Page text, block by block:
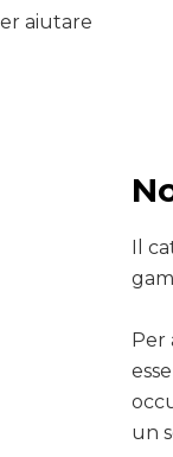
aiutare
Il
Per
un